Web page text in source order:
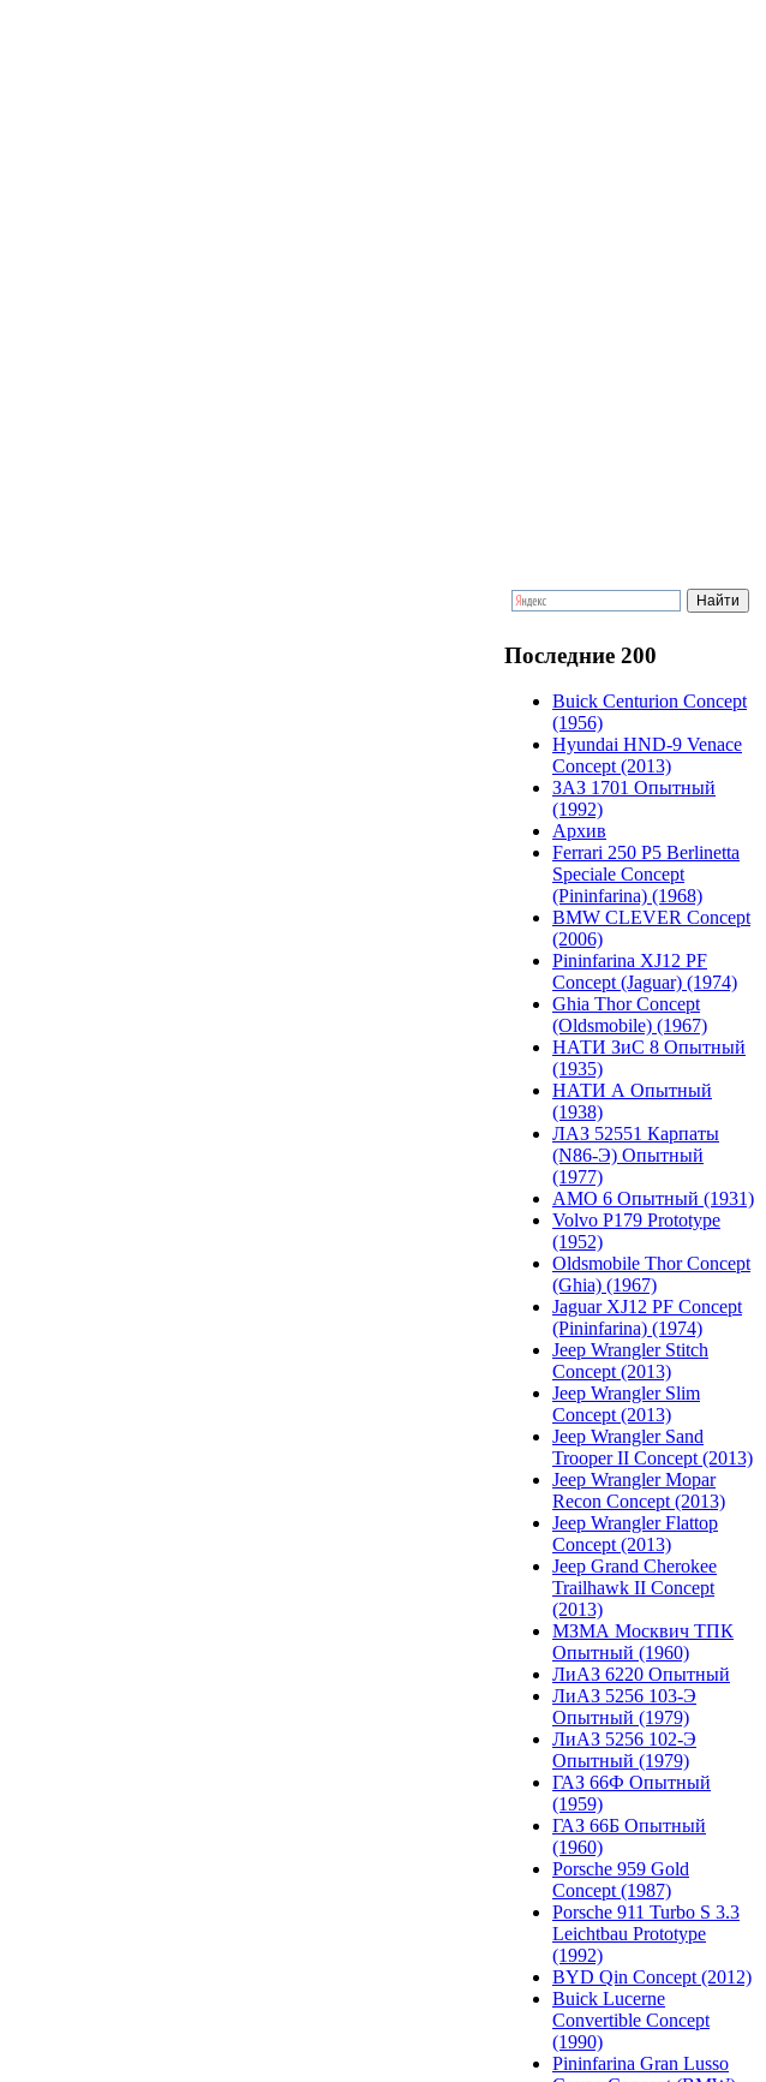
Последние 200
Buick Centurion Concept
(1956)
Hyundai HND-9 Venace
Concept (2013)
ЗАЗ 1701 Опытный
(1992)
Архив
Ferrari 250 P5 Berlinetta
Speciale Concept
(Pininfarina) (1968)
BMW CLEVER Concept
(2006)
Pininfarina XJ12 PF
Concept (Jaguar) (1974)
Ghia Thor Concept
(Oldsmobile) (1967)
НАТИ ЗиС 8 Опытный
(1935)
НАТИ А Опытный
(1938)
ЛАЗ 52551 Карпаты
(N86-Э) Опытный
(1977)
АМО 6 Опытный (1931)
Volvo P179 Prototype
(1952)
Oldsmobile Thor Concept
(Ghia) (1967)
Jaguar XJ12 PF Concept
(Pininfarina) (1974)
Jeep Wrangler Stitch
Concept (2013)
Jeep Wrangler Slim
Concept (2013)
Jeep Wrangler Sand
Trooper II Concept (2013)
Jeep Wrangler Mopar
Recon Concept (2013)
Jeep Wrangler Flattop
Concept (2013)
Jeep Grand Cherokee
Trailhawk II Concept
(2013)
МЗМА Москвич ТПК
Опытный (1960)
ЛиАЗ 6220 Опытный
ЛиАЗ 5256 103-Э
Опытный (1979)
ЛиАЗ 5256 102-Э
Опытный (1979)
ГАЗ 66Ф Опытный
(1959)
ГАЗ 66Б Опытный
(1960)
Porsche 959 Gold
Concept (1987)
Porsche 911 Turbo S 3.3
Leichtbau Prototype
(1992)
BYD Qin Concept (2012)
Buick Lucerne
Convertible Concept
(1990)
Pininfarina Gran Lusso